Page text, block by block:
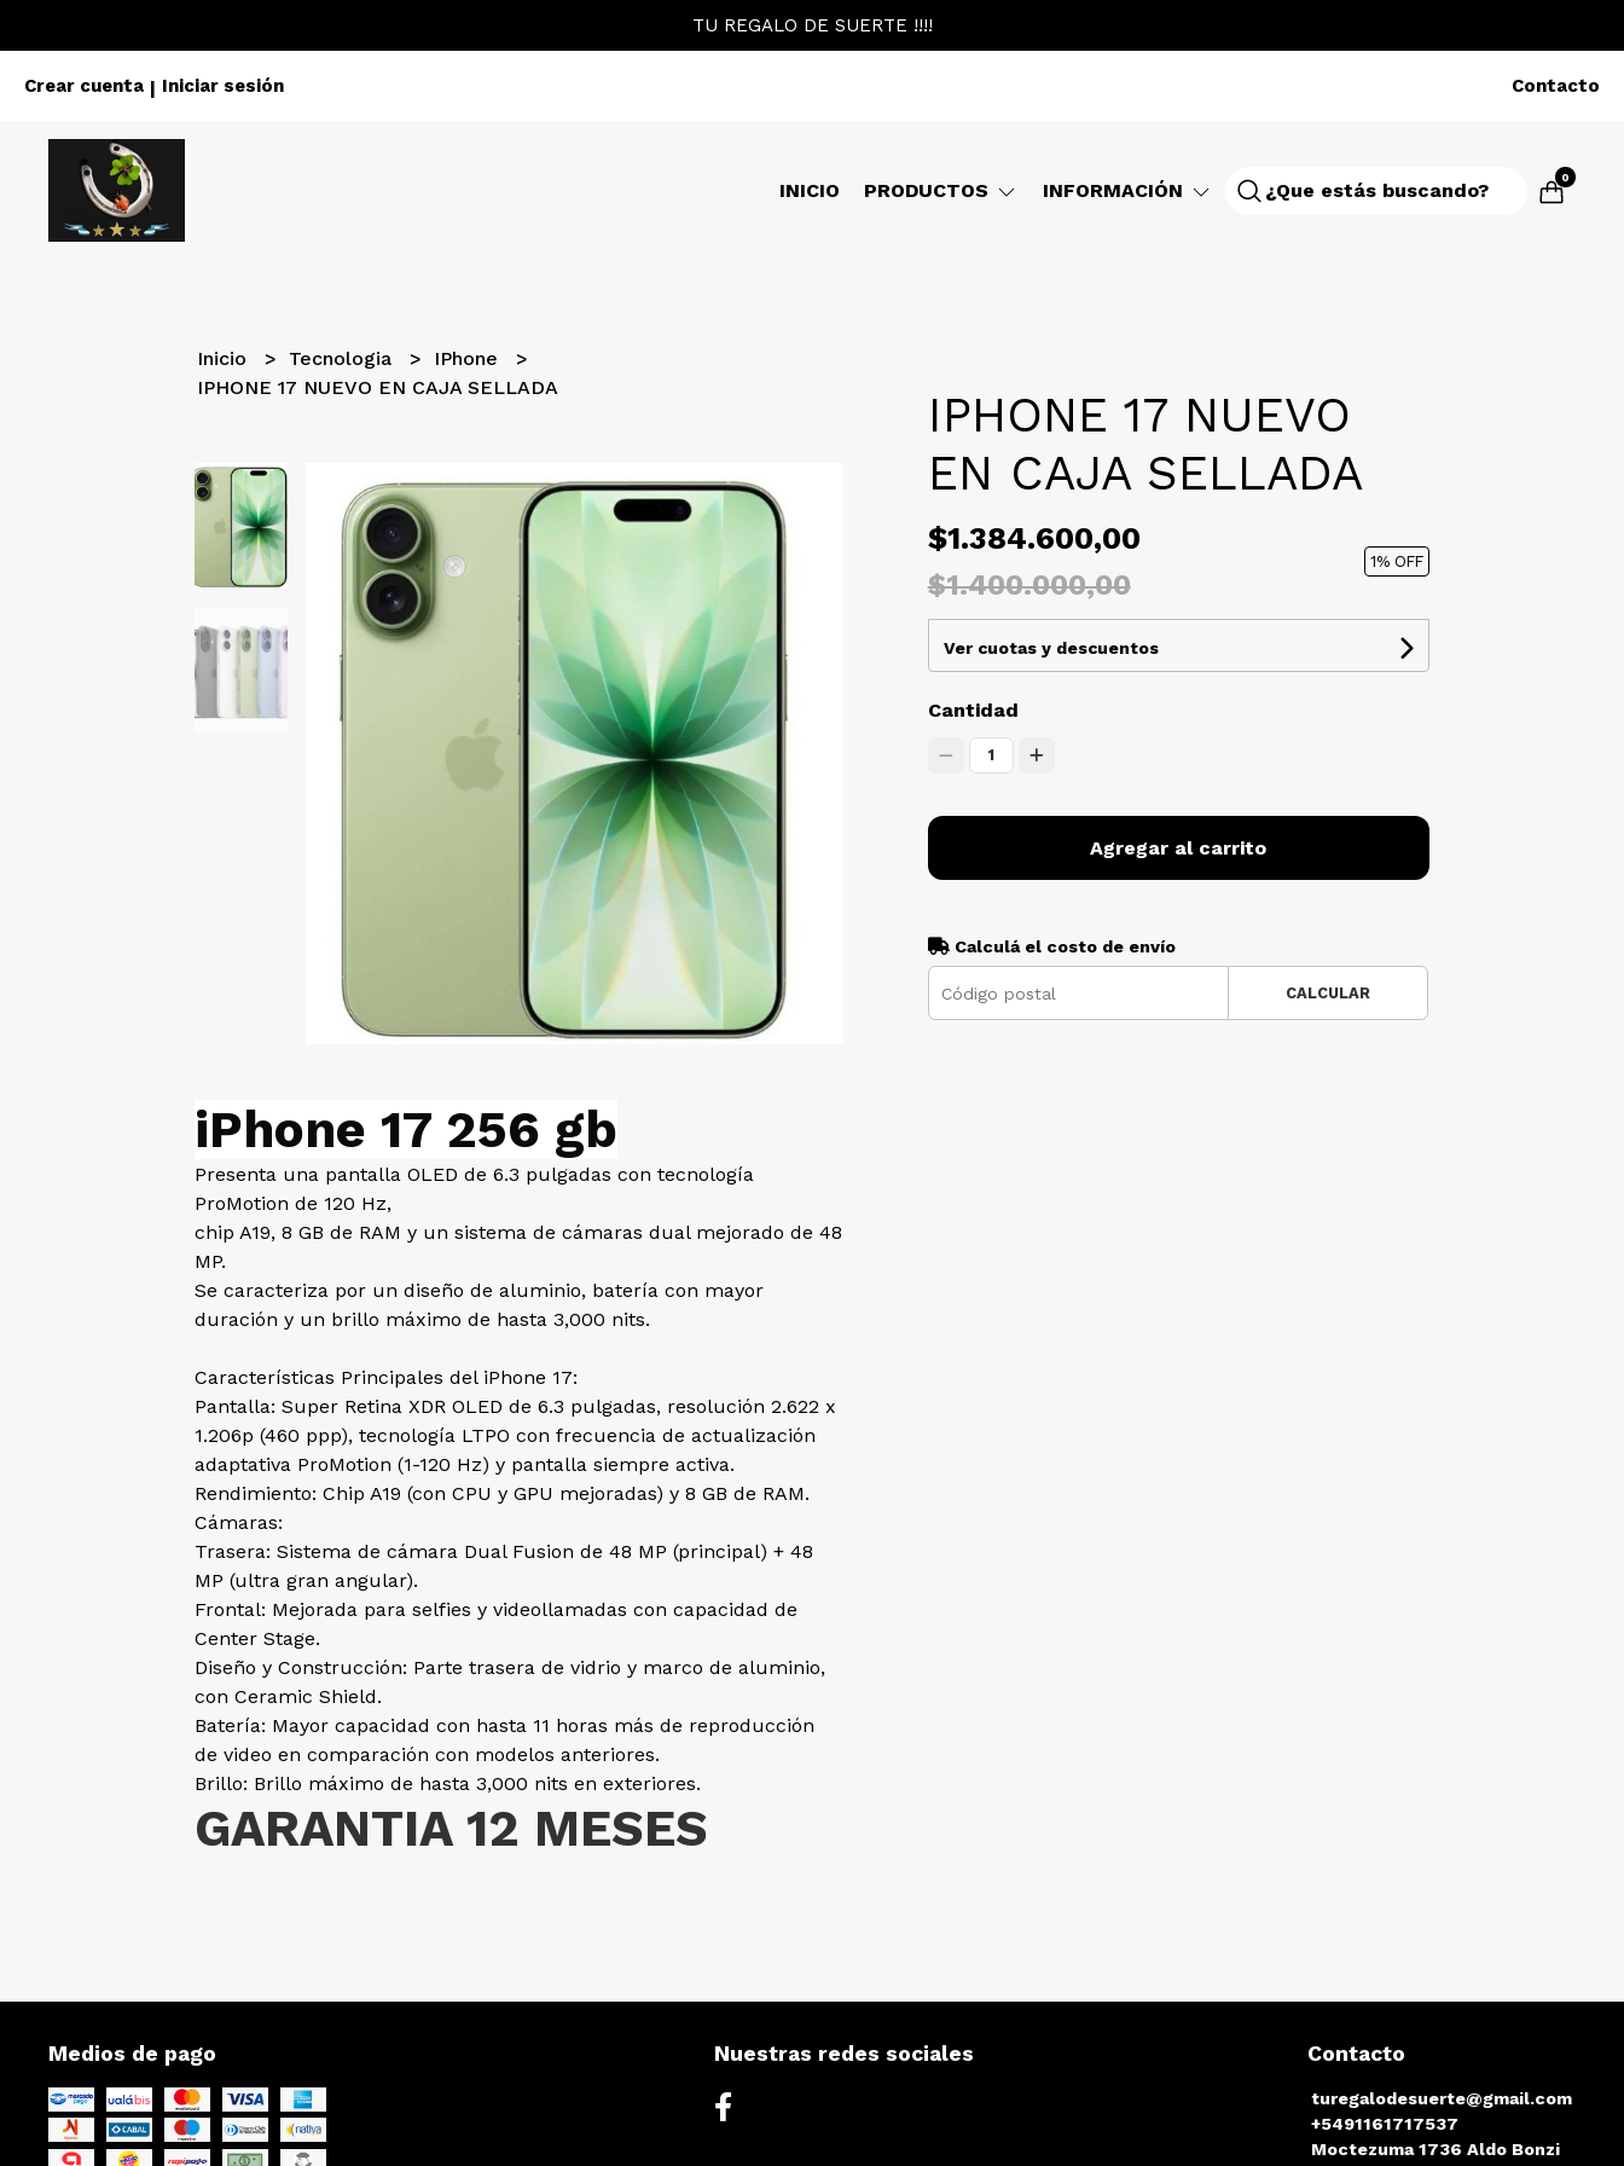
TU REGALO DE SUERTE !!!!
Crear cuenta | Iniciar sesión Contacto
INICIO PRODUCTOS INFORMACIÓN
0
Inicio Tecnologia
IPhone
IPHONE 17 NUEVO EN CAJA SELLADA
iPhone 17 256 gb
Presenta una pantalla OLED de 6.3 pulgadas con tecnología
ProMotion de 120 Hz,
chip A19, 8 GB de RAM y un sistema de cámaras dual mejorado de 48
MP.
Se caracteriza por un diseño de aluminio, batería con mayor
duración y un brillo máximo de hasta 3,000 nits.
Características Principales del iPhone 17:
Pantalla: Super Retina XDR OLED de 6.3 pulgadas, resolución 2.622 x
1.206p (460 ppp), tecnología LTPO con frecuencia de actualización
adaptativa ProMotion (1-120 Hz) y pantalla siempre activa.
Rendimiento: Chip A19 (con CPU y GPU mejoradas) y 8 GB de RAM.
Cámaras:
Trasera: Sistema de cámara Dual Fusion de 48 MP (principal) + 48
MP (ultra gran angular).
Frontal: Mejorada para selfies y videollamadas con capacidad de
Center Stage.
Diseño y Construcción: Parte trasera de vidrio y marco de aluminio,
con Ceramic Shield.
Batería: Mayor capacidad con hasta 11 horas más de reproducción
de video en comparación con modelos anteriores.
Brillo: Brillo máximo de hasta 3,000 nits en exteriores.
GARANTIA 12 MESES
IPHONE 17 NUEVO
EN CAJA SELLADA
$1.384.600,00
$1.400.000,00
1% OFF
Ver cuotas y descuentos
Cantidad
1
Agregar al carrito
Calculá el costo de envío
CALCULAR
Medios de pago Nuestras redes sociales Contacto
turegalodesuerte@gmail.com
+5491161717537
Moctezuma 1736 Aldo Bonzi